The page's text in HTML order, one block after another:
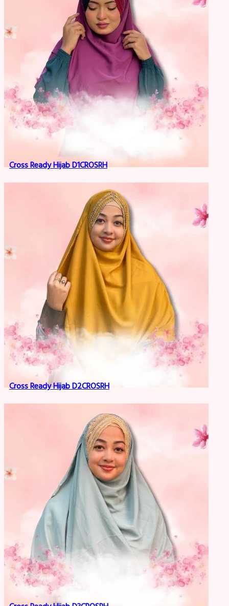
Cross Ready Hijab D1CROSRH
Cross Ready Hijab D2CROSRH